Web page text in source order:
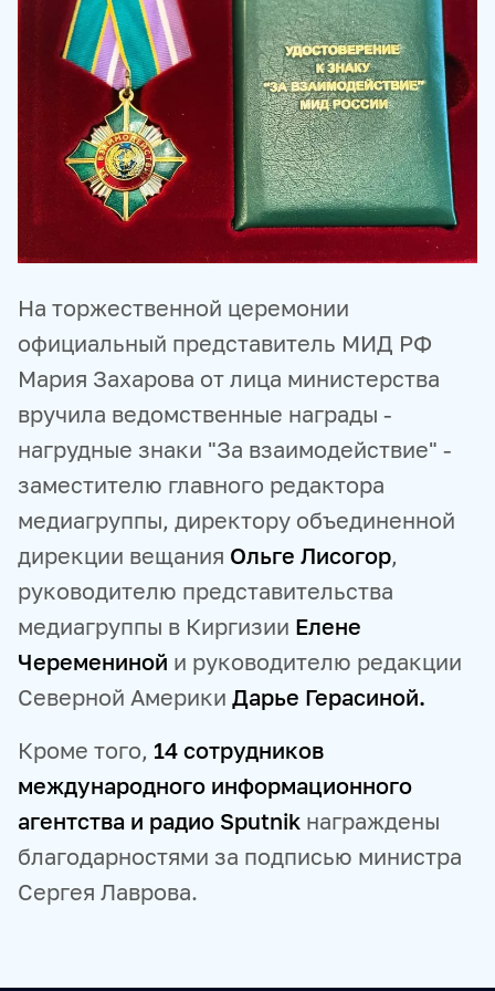
ПРОДУКТЫ И СЕРВИСЫ
НОВОСТНЫЕ ЛЕНТЫ
МЕДИАБАНК
РЕКЛАМА И СПЕЦПРОЕКТЫ
МЕДИАФАСАД
РЕЙТИНГИ И АНАЛИТИКА
БАЗА АНОНСОВ
ПЕРЕВОДЫ
ФОТОХОСТИНГИ
ФОТОВЫСТАВКИ
ТРЕНИНГИ
МУЛЬТИМЕДИЙНЫЙ ПРЕСС-ЦЕНТР
На торжественной церемонии
официальный представитель МИД РФ
Мария Захарова от лица министерства
вручила ведомственные награды -
нагрудные знаки "За взаимодействие" -
заместителю главного редактора
медиагруппы, директору объединенной
дирекции вещания Ольге Лисогор,
руководителю представительства
медиагруппы в Киргизии Елене
Черемениной и руководителю редакции
Северной Америки Дарье Герасиной.
Кроме того, 14 сотрудников
международного информационного
агентства и радио Sputnik награждены
благодарностями за подписью министра
Сергея Лаврова.